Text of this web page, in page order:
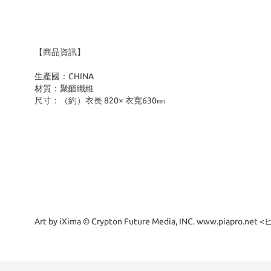
【商品資訊】
生產國：CHINA
材質：聚酯纖維
尺寸：（約）衣長 820× 衣寬630㎜
Art by iXima © Crypton Future Media, INC. www.piapro.net <